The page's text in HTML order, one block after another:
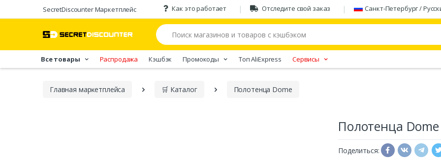
SecretDiscounter Маркетплейс Как это работает Отследите свой заказ Санкт-Петербург /
Все товары Распродажа Кэшбэк Промокоды Tоп AliExpress Сервисы
Главная марĸетплейса 🛒 Каталог Полотенца Dome
Полотенца Dome
Поделиться: